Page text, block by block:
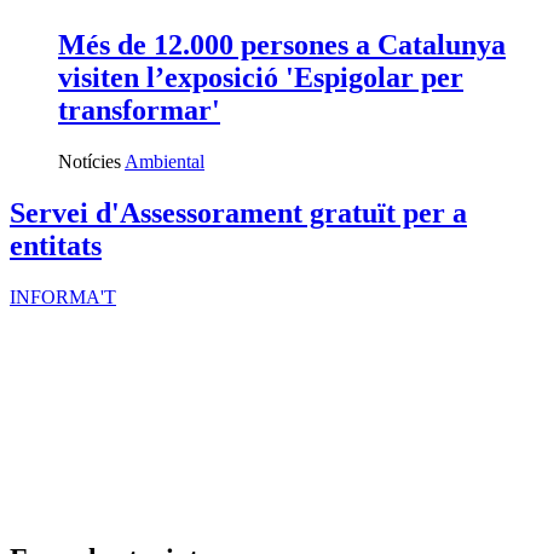
Més de 12.000 persones a Catalunya
visiten l’exposició 'Espigolar per
transformar'
Notícies Ambiental
Servei d'Assessorament gratuït per a
entitats
INFORMA'T